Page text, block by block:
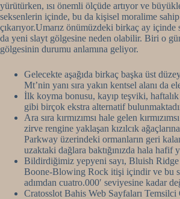
yürütürken, ısı önemli ölçüde artıyor ve
seksenlerin içinde, bu da kişisel moralime sahip
çıkarıyor.Umarız önümüzdeki birkaç ay içinde
da yeni slayt gölgesine neden olabilir. Biri o
gölgesinin durumu anlamına geliyor.
Gelecekte aşağıda birkaç başka üst
Mt’nin yanı sıra yakın kentsel alanı da
İlk koyma bonusu, kayıp teşviki,
gibi birçok ekstra alternatif
Ara sıra kırmızımsı hale gelen
zirve rengine yaklaşan kızılcık
Parkway üzerindeki ormanların geri
uzaktaki dağlara baktığınızda hala hafif
Bildirdiğimiz yepyeni sayı, Bluish
Boone-Blowing Rock itişi içindir ve bu
adımdan cuatro.000′ seviyesine kadar
Cratosslot Bahis Web Sayfaları